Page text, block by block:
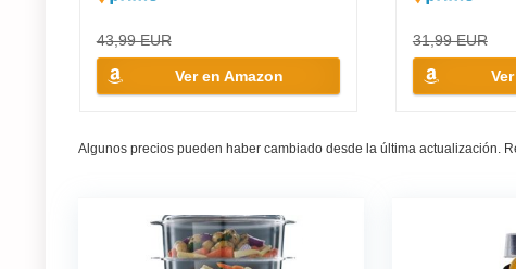
43,99 EUR
Ver en Amazon
31,99 EUR
Algunos precios pueden haber cambiado desde la última actualización.